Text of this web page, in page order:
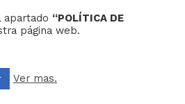
Studium Formación
apartado “POLÍTICA DE
página web.
Ver mas.